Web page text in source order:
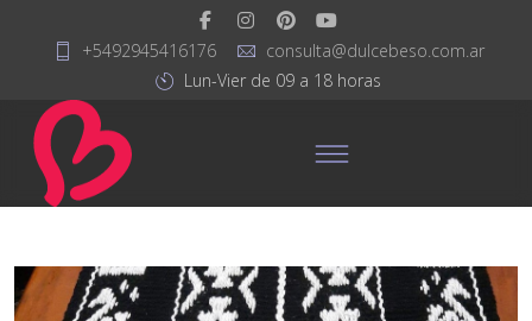
+5492945416176
consulta@dulcebeso.com.ar
Lun-Vier de 09 a 18 horas